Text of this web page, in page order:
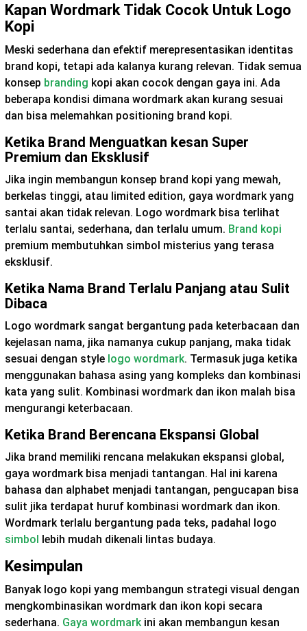
Kapan Wordmark Tidak Cocok Untuk Logo
Kopi
Meski sederhana dan efektif merepresentasikan identitas
brand kopi, tetapi ada kalanya kurang relevan. Tidak semua
konsep branding kopi akan cocok dengan gaya ini. Ada
beberapa kondisi dimana wordmark akan kurang sesuai
dan bisa melemahkan positioning brand kopi.
Ketika Brand Menguatkan kesan Super
Premium dan Eksklusif
Jika ingin membangun konsep brand kopi yang mewah,
berkelas tinggi, atau limited edition, gaya wordmark yang
santai akan tidak relevan. Logo wordmark bisa terlihat
terlalu santai, sederhana, dan terlalu umum. Brand kopi
premium membutuhkan simbol misterius yang terasa
eksklusif.
Ketika Nama Brand Terlalu Panjang atau Sulit
Dibaca
Logo wordmark sangat bergantung pada keterbacaan dan
kejelasan nama, jika namanya cukup panjang, maka tidak
sesuai dengan style logo wordmark. Termasuk juga ketika
menggunakan bahasa asing yang kompleks dan kombinasi
kata yang sulit. Kombinasi wordmark dan ikon malah bisa
mengurangi keterbacaan.
Ketika Brand Berencana Ekspansi Global
Jika brand memiliki rencana melakukan ekspansi global,
gaya wordmark bisa menjadi tantangan. Hal ini karena
bahasa dan alphabet menjadi tantangan, pengucapan bisa
sulit jika terdapat huruf kombinasi wordmark dan ikon.
Wordmark terlalu bergantung pada teks, padahal logo
simbol lebih mudah dikenali lintas budaya.
Kesimpulan
Banyak logo kopi yang membangun strategi visual dengan
mengkombinasikan wordmark dan ikon kopi secara
sederhana. Gaya wordmark ini akan membangun kesan